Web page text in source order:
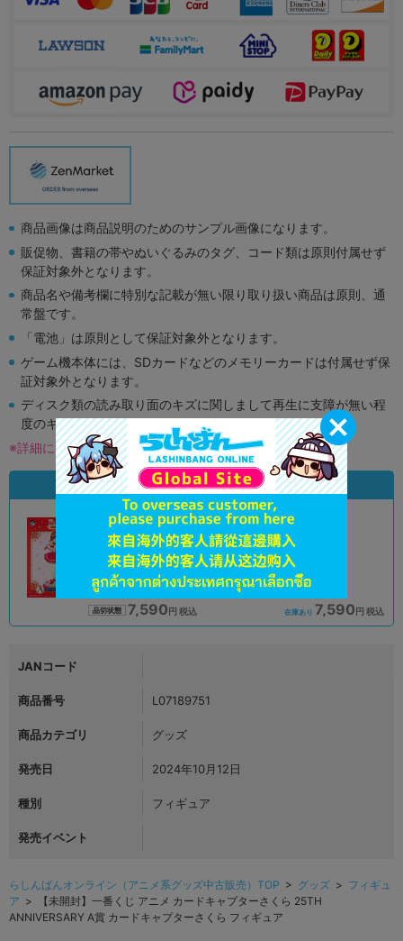
商品画像は商品説明のためのサンプル画像になります。
販促物、書籍の帯やぬいぐるみのタグ、コード類は原則付属せず
保証対象外となります。
商品名や備考欄に特別な記載が無い限り取り扱い商品は原則、通
常盤です。
「電池」は原則として保証対象外となります。
ゲーム機本体には、SDカードなどのメモリーカードは付属せず保
証対象外となります。
ディスク類の読み取り面のキズに関しまして再生に支障が無い程
度のキズがある場合がございます。
※詳細につきましてはコチラ
状態違いの同一商品
状態 : A
オンライン
品切状態 7,590円 税込 在庫あり 7,590円 税込
JANコード
商品番号 L07189751
商品カテゴリ グッズ
発売日 2024年10月12日
種別 フィギュア
発売イベント
らしんばんオンライン（アニメ系グッズ中古販売）TOP > グッズ > フィギュ
ア > 【未開封】一番くじ アニメ カードキャプターさくら 25TH
ANNIVERSARY A賞 カードキャプターさくら フィギュア